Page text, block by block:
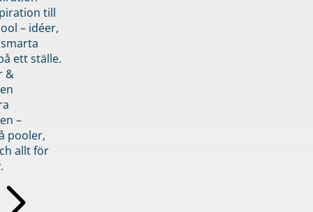
till
– idéer,
ett ställe.
&
–
pooler,
allt för